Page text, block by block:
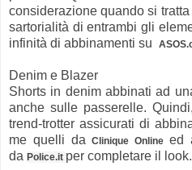
considerazione quando si
sartorialità di entrambi gli
infinità di abbinamenti su
Denim e Blazer
Shorts in denim abbinati ad
anche sulle passerelle.
trend-trotter assicurati di
me quelli daClinique Online ed
da Police.it per completare il look.